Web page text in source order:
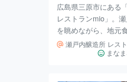
広島県三原市にある
レストランmio」。
を眺めながら、地元
理とワインを楽しめ
す。 瀬戸内醸造所
瀬戸内醸造所 レス
まな